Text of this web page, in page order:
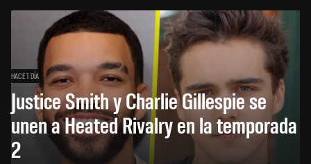
HACE 1 DÍA
Justice Smith y Charlie Gillespie se
unen a Heated Rivalry en la temporada
2